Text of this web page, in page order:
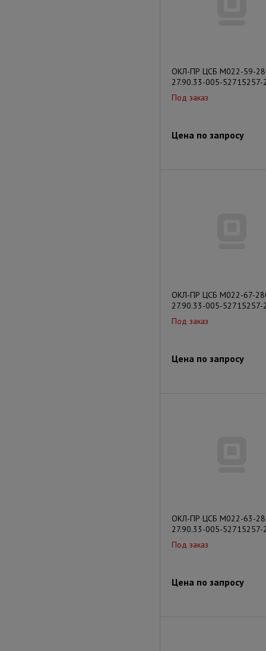
ОКЛ-ПР ЦСБ М022-59-
27.90.33-005-52715257-
Под заказ
Цена по запросу
ОКЛ-ПР ЦСБ М022-67-
27.90.33-005-52715257-
Под заказ
Цена по запросу
ОКЛ-ПР ЦСБ М022-63-
27.90.33-005-52715257-
Под заказ
Цена по запросу